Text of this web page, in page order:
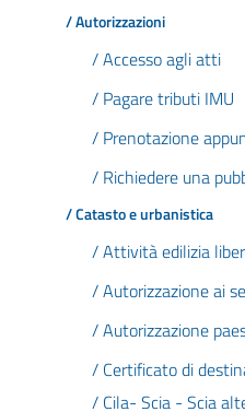
/ Autorizzazioni
/ Accesso agli atti
/ Pagare tributi IMU
/ Prenotazione
/ Richiedere una
/ Catasto e urbanistica
/ Attività edilizia
/ Autorizzazione ai
/ Autorizzazione
/ Certificato di
/ Cila- Scia - Scia